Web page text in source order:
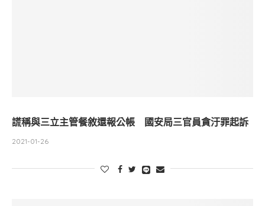
謊稱與三立主管餐敘還報公帳 國安局三官員貪汙罪起訴
2021-01-26